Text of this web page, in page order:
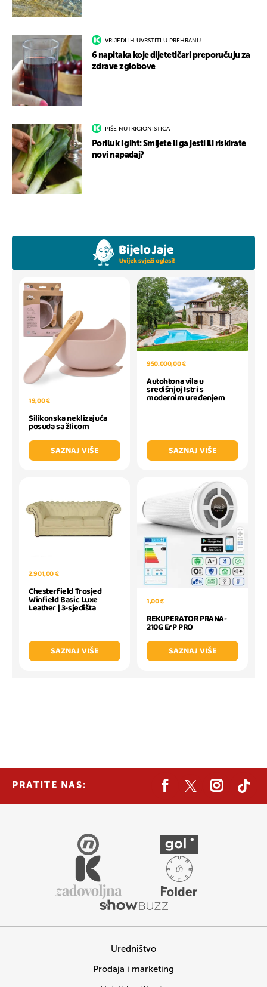
VRIJEDI IH UVRSTITI U PREHRANU
6 napitaka koje dijetetičari preporučuju za
zdrave zglobove
PIŠE NUTRICIONISTICA
Poriluk i giht: Smijete li ga jesti ili riskirate
novi napadaj?
19,00 €
Silikonska neklizajuća
posuda sa žlicom
SAZNAJ VIŠE
950.000,00 €
Autohtona vila u
središnjoj Istri s
modernim uređenjem
SAZNAJ VIŠE
2.901,00 €
Chesterfield Trosjed
Winfield Basic Luxe
Leather | 3-sjedišta
SAZNAJ VIŠE
1,00 €
REKUPERATOR PRANA-
210G ErP PRO
SAZNAJ VIŠE
PRATITE NAS:
Uredništvo
Prodaja i marketing